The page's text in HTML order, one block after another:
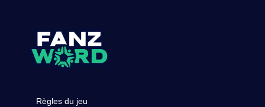
Règles du jeu